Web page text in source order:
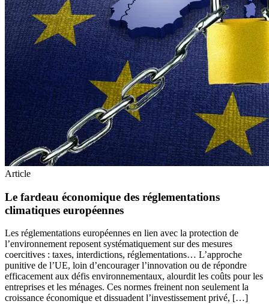
Article
Le fardeau économique des réglementations
climatiques européennes
Les réglementations européennes en lien avec la protection de
l’environnement reposent systématiquement sur des mesures
coercitives : taxes, interdictions, réglementations… L’approche
punitive de l’UE, loin d’encourager l’innovation ou de répondre
efficacement aux défis environnementaux, alourdit les coûts pour les
entreprises et les ménages. Ces normes freinent non seulement la
croissance économique et dissuadent l’investissement privé, […]